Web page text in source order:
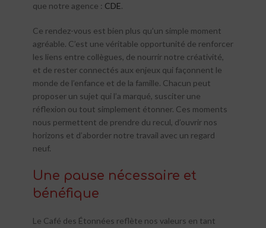
que notre agence : CDE.
Ce rendez-vous est bien plus qu’un simple moment
agréable. C’est une véritable opportunité de renforcer
les liens entre collègues, de nourrir notre créativité,
et de rester connectés aux enjeux qui façonnent le
monde de l’enfance et de la famille. Chacun peut
proposer un sujet qui l’a marqué, susciter une
réflexion ou tout simplement étonner. Ces moments
nous permettent de prendre du recul, d’ouvrir nos
horizons et d’aborder notre travail avec un regard
neuf.
Une pause nécessaire et
bénéfique
Le Café des Étonnées reflète nos valeurs en tant